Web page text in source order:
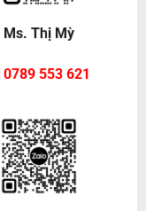
Ms. Thị Mỳ
0789 553 621